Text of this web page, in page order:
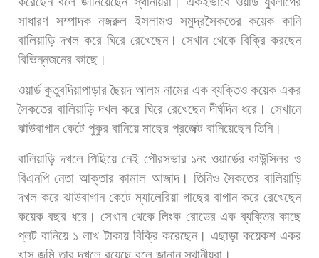
সাধারণ সম্পাদক নজরুল ইসলামও সমুদ্রসৈকতের কয়েক কানি
বালিয়াড়ি দখল করে ঘিরে রেখেছেন। সেখান থেকে বিক্রি করছেন
বিভিন্নজনের কাছে।
ওয়ার্ড কুতুবদিয়াপাড়ার ছৈয়দ আলম নামের এক ব্যক্তিও কয়েক একর
সৈকতের বালিয়াড়ি দখল করে ঘিরে রেখেছেন দীর্ঘদিন ধরে। সেখানে
ঝাউবাগান কেটে পুকুর বানিয়ে মাছের প্রজেক্ট বানিয়েছেন তিনি।
বালিয়াড়ি দখলে পিছিয়ে নেই পৌরসভার ১নং ওয়ার্ডের কাউন্সিলর ও
বিএনপি নেতা আক্তার কামাল আজাদ। তিনিও সৈকতের বালিয়াড়ি
দখল করে ঝাউবাগান কেটে ম্যালেরিয়া গাছের বাগান করে রেখেছেন
কয়েক বছর ধরে। সেখান থেকে লিংক রোডের এক ব্যক্তির কাছে
প্লট বানিয়ে ১ লাখ টাকায় বিক্রি করেছেন। এছাড়া কয়েকশ একর
খাস জমি তার দখলে রয়েছে বলে জানান স্থানীয়রা।